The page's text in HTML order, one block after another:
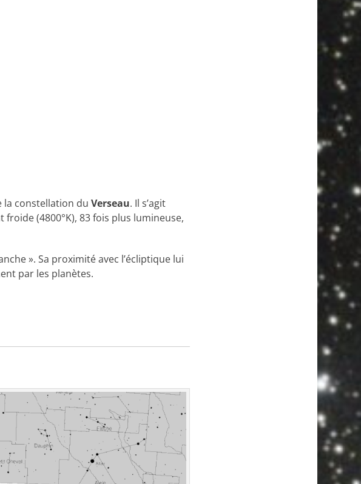
la constellation du Verseau. Il s’agit
froide (4800°K), 83 fois plus lumineuse,
». Sa proximité avec l’écliptique lui
par les planètes.